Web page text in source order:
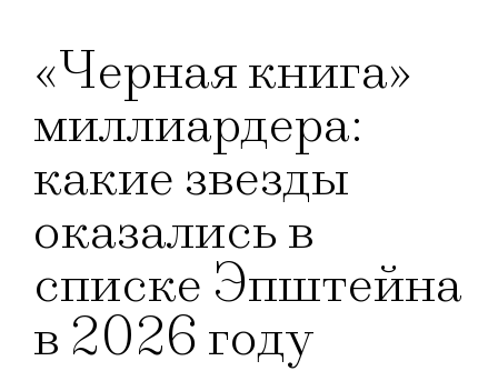
«Черная книга»
миллиардера:
какие звезды
оказались в
списке Эпштейна
в 2026 году